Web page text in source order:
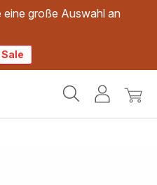
eine große Auswahl an
Mein
Mein